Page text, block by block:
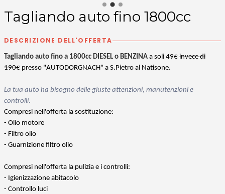
Tagliando auto fino 1800cc
DESCRIZIONE DELL'OFFERTA
Tagliando auto fino a 1800cc DIESEL o BENZINA a soli 49€ invece di
190€ presso "AUTODORGNACH" a S.Pietro al Natisone.
La tua auto ha bisogno delle giuste attenzioni, manutenzioni e
controlli.
Compresi nell'offerta la sostituzione:
- Olio motore
- Filtro olio
- Guarnizione filtro olio
Compresi nell'offerta la pulizia e i controlli:
- Igienizzazione abitacolo
- Controllo luci